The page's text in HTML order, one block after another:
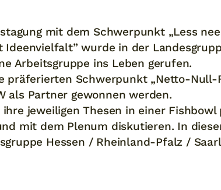
mit dem Schwerpunkt „Less
wurde in der
Arbeitsgruppe ins Leben gerufen.
präferierten Schwerpunkt „Netto-Null-
als Partner gewonnen werden.
jeweiligen Thesen in einer
mit dem Plenum diskutieren. In
Hessen / Rheinland-Pfalz /